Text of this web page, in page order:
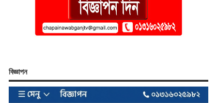
বিজ্ঞাপন